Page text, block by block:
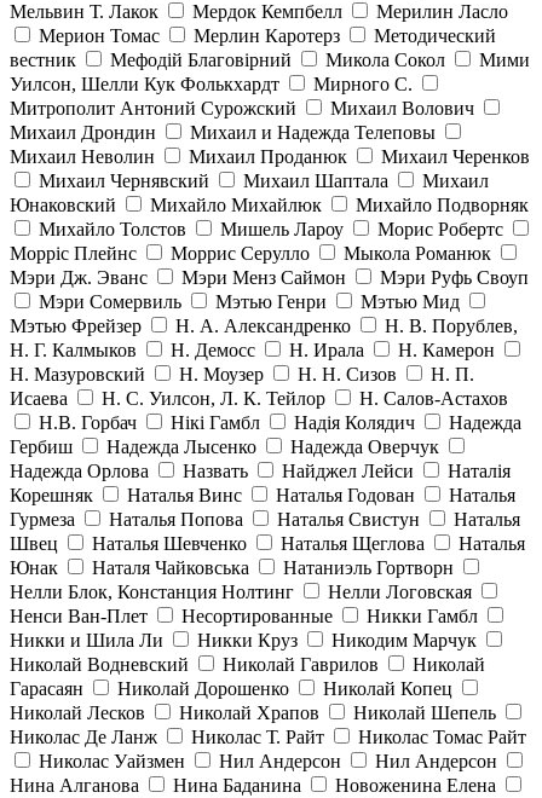
Мельвин Т. Лакок
Мердок Кемпбелл
Мерилин Ласло
Мерион Томас
Мерлин Каротерз
Методический
вестник
Мефодій Благовірний Микола Сокол
Мими
Уилсон, Шелли Кук Фолькхардт
Мирного С.
Митрополит Антоний Сурожский
Михаил Волович
Михаил Дрондин
Михаил и Надежда Телеповы
Михаил Неволин
Михаил Проданюк
Михаил Черенков
Михаил Чернявский
Михаил Шаптала
Михаил
Юнаковский
Михайло Михайлюк
Михайло Подворняк
Михайло Толстов
Мишель Лароу
Морис Робертс
Морріс Плейнс
Моррис Серулло
Мыкола Романюк
Мэри Дж. Эванс
Мэри Менз Саймон
Мэри Руфь Своуп
Мэри Сомервиль
Мэтью Генри
Мэтью Мид
Мэтью Фрейзер
Н. А. Александренко
Н. В. Порублев,
Н. Г. Калмыков
Н. Демосс Н. Ирала
Н. Камерон
Н. Мазуровский
Н. Моузер Н. Н. Сизов
Н. П.
Исаева
Н. С. Уилсон, Л. К. Тейлор
Н. Салов-Астахов
Н.В. Горбач
Нікі Гамбл Надія Колядич
Надежда
Гербиш
Надежда Лысенко
Надежда Оверчук
Надежда Орлова
Назвать Найджел Лейси
Наталія
Корешняк
Наталья Винс Наталья Годован
Наталья
Гурмеза
Наталья Попова Наталья Свистун
Наталья
Швец
Наталья Шевченко Наталья Щеглова
Наталья
Юнак
Наталя Чайковська
Натаниэль Гортворн
Нелли Блок, Констанция Нолтинг
Нелли Логовская
Ненси Ван-Плет
Несортированные
Никки Гамбл
Никки и Шила Ли
Никки Круз
Никодим Марчук
Николай Водневский
Николай Гаврилов
Николай
Гарасаян
Николай Дорошенко
Николай Копец
Николай Лесков
Николай Храпов
Николай Шепель
Николас Де Ланж
Николас Т. Райт
Николас Томас Райт
Николас Уайзмен
Нил Андерсон
Нил Андерсон
Нина Алганова
Нина Баданина
Новоженина Елена